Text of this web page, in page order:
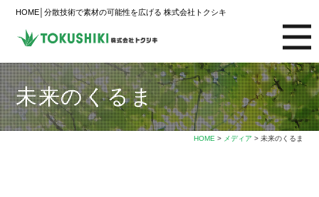
HOME│分散技術で素材の可能性を広げる 株式会社トクシキ
未来のくるま
HOME > メディア > 未来のくるま